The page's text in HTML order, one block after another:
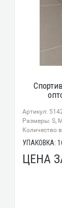
Артикул:
Размеры: S,
Количество
УПАКОВКА:
ЦЕНА